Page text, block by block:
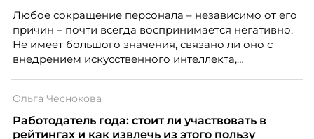
Любое сокращение персонала – независимо от его
причин – почти всегда воспринимается негативно.
Не имеет большого значения, связано ли оно с
внедрением искусственного интеллекта,
структуры компании. Для сотрудников сокращения
означают потерю стабильности, а для внешнего
рынка становятся сигналом о возможных
Ольга Чеснокова
Работодатель года: стоит ли участвовать в
рейтингах и как извлечь из этого пользу